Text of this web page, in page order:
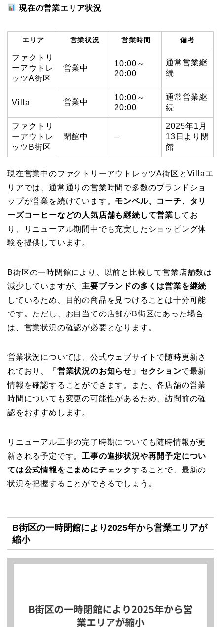
現在の営業エリア状況
エリア 営業状況 営業時間 備考
ファクトリ
ーアウトレ
ッツA街区
営業中
10:00～
20:00
通常営業継
続
Villa 営業中
10:00～
20:00
通常営業継
続
ファクトリ
ーアウトレ
ッツB街区
閉館中 –
2025年1月
13日より閉
館
現在営業中のファクトリーアウトレッツA街区とVillaエ
リアでは、通常通りの営業時間で多数のブランドショ
ップが営業を続けています。 モンベル、コーチ、タリ
ーズコーヒーなどの人気店舗も継続して営業 してお
り、リニューアル期間中でも充実したショッピング体
験を提供しています。
B街区の一時閉館により、以前と比較して営業店舗数は
減少していますが、 主要ブランドの多くは営業を継続
しているため、目的の商品を見つけることは十分可能
です。ただし、お目当ての店舗がB街区にあった場合
は、営業状況の確認が必要となります。
営業状況については、公式ウェブサイトで随時更新さ
れており、
「営業状況のお知らせ」セクションで最新
情報を確認することができます。また、各店舗の営業
時間についても変更の可能性があるため、訪問前の確
認をおすすめします。
リニューアル工事の完了時期についても随時情報が更
新される予定です。工事の進捗状況や再開予定につい
ては公式情報をこまめにチェックすることで、最新の
状況を把握することができるでしょう。
B街区の一時閉館により2025年から営業エリアが
縮小